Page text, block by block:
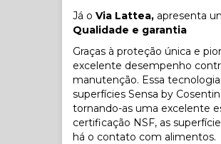
Já o Via Lattea, apresenta
Qualidade e garantia
Graças à proteção única e
excelente desempenho
manutenção. Essa
superfícies Sensa by
tornando-as uma excelente
certificação NSF, as
há o contato com alimentos.